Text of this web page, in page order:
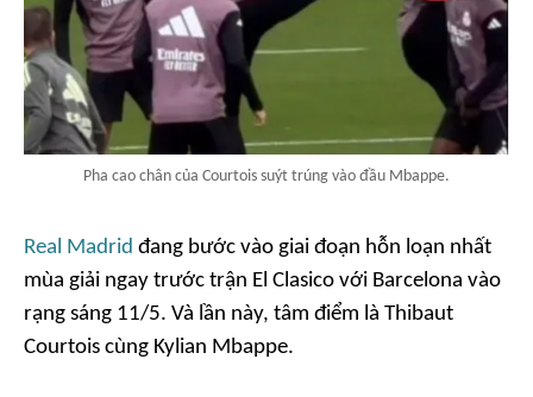
Pha cao chân của Courtois suýt trúng vào đầu Mbappe.
Real Madrid đang bước vào giai đoạn hỗn loạn nhất
mùa giải ngay trước trận El Clasico với Barcelona vào
rạng sáng 11/5. Và lần này, tâm điểm là Thibaut
Courtois cùng Kylian Mbappe.